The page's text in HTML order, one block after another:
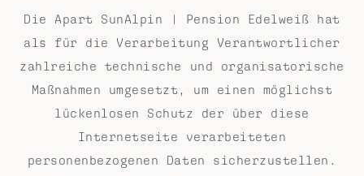
Die Apart SunAlpin | Pension Edelweiß hat
als für die Verarbeitung Verantwortlicher
zahlreiche technische und organisatorische
Maßnahmen umgesetzt, um einen möglichst
lückenlosen Schutz der über diese
Internetseite verarbeiteten
personenbezogenen Daten sicherzustellen.